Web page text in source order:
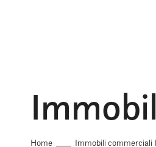
Home Immobili commerciali